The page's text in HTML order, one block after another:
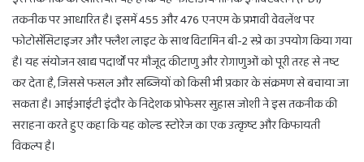
तकनीक पर आधारित है। इसमें 455 और 476 एनएम के प्रभावी वेवलेंथ पर
फोटोसेंसिटाइजर और फ्लैश लाइट के साथ विटामिन बी-2 स्प्रे का उपयोग किया गया
है। यह संयोजन खाद्य पदार्थों पर मौजूद कीटाणु और रोगाणुओं को पूरी तरह से नष्ट
कर देता है, जिससे फसल और सब्जियों को किसी भी प्रकार के संक्रमण से बचाया जा
सकता है। आईआईटी इंदौर के निदेशक प्रोफेसर सुहास जोशी ने इस तकनीक की
सराहना करते हुए कहा कि यह कोल्ड स्टोरेज का एक उत्कृष्ट और किफायती
विकल्प है।